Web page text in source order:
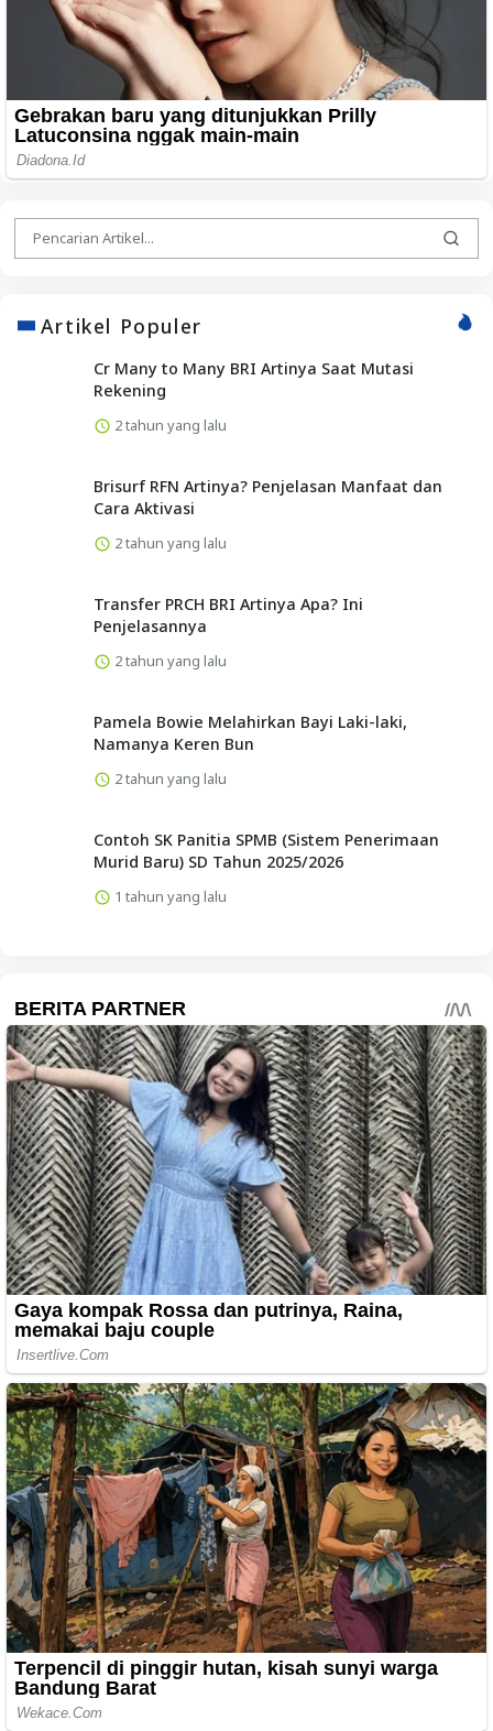
Artikel Populer
Cr Many to Many BRI Artinya Saat Mutasi
Rekening
2 tahun yang lalu
Brisurf RFN Artinya? Penjelasan Manfaat dan
Cara Aktivasi
2 tahun yang lalu
Transfer PRCH BRI Artinya Apa? Ini
Penjelasannya
2 tahun yang lalu
Pamela Bowie Melahirkan Bayi Laki-laki,
Namanya Keren Bun
2 tahun yang lalu
Contoh SK Panitia SPMB (Sistem Penerimaan
Murid Baru) SD Tahun 2025/2026
1 tahun yang lalu